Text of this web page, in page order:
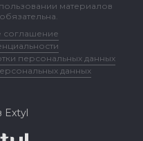
материалов
соглашение
персональных данных
данных
Extyl